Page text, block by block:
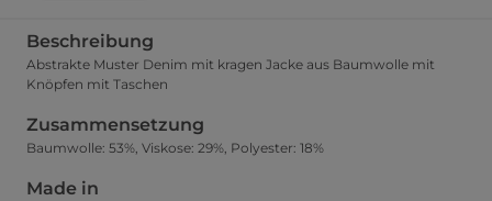
Beschreibung
Abstrakte Muster Denim mit kragen Jacke aus Baumwolle mit
Knöpfen mit Taschen
Zusammensetzung
Baumwolle: 53%, Viskose: 29%, Polyester: 18%
Made in